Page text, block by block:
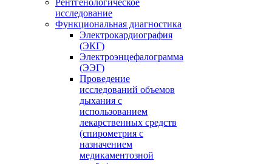
Рентгенологическое
исследование
Функциональная диагностика
Электрокардиография
(ЭКГ)
Электроэнцефалограмма
(ЭЭГ)
Проведение
исследований объемов
дыхания с
использованием
лекарственных средств
(спирометрия с
назначением
медикаментозной